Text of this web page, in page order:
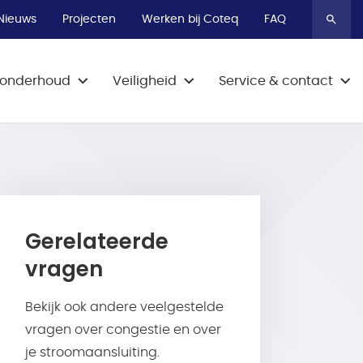
Projecten Werken bij Coteq FAQ
0800-9009
Veiligheid
Bel 0800-9009
Service & contact
Bel 0800-9009
Gerelateerde
vragen
Bekijk ook andere veelgestelde
vragen over congestie en over
je stroomaansluiting.